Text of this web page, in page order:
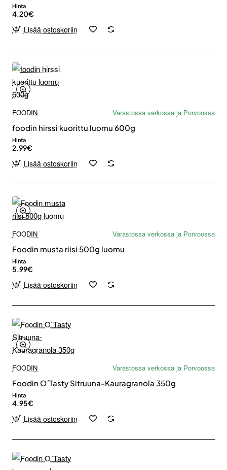
Hinta
4.20€
Lisää ostoskoriin
FOODIN
Varastossa verkossa ja Porvoossa
foodin hirssi kuorittu luomu 600g
Hinta
2.99€
Lisää ostoskoriin
FOODIN
Varastossa verkossa ja Porvoossa
Foodin musta riisi 500g luomu
Hinta
5.99€
Lisää ostoskoriin
FOODIN
Varastossa verkossa ja Porvoossa
Foodin O`Tasty Sitruuna-Kauragranola 350g
Hinta
4.95€
Lisää ostoskoriin